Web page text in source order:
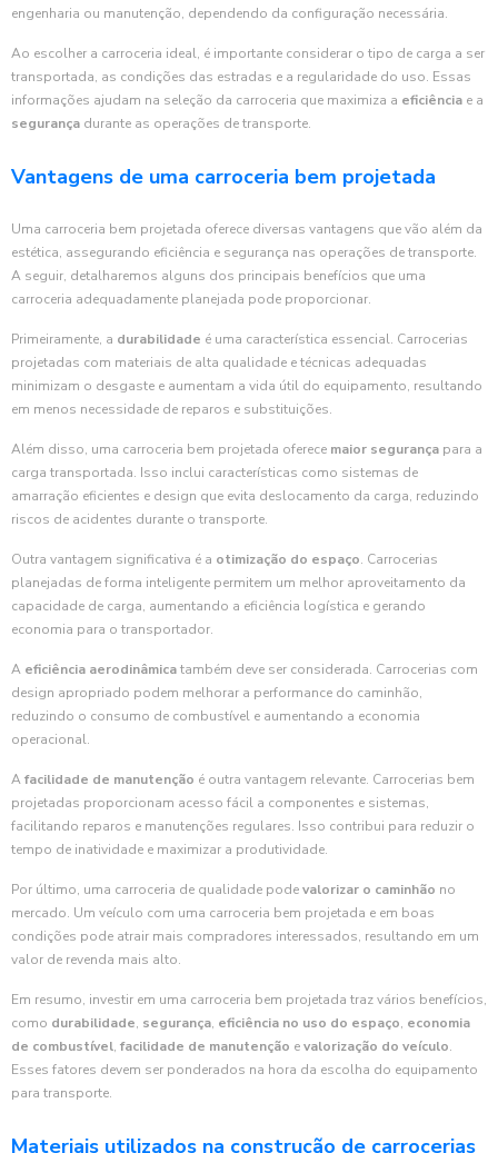
engenharia ou manutenção, dependendo da configuração necessária.
Ao escolher a carroceria ideal, é importante considerar o tipo de carga a ser
transportada, as condições das estradas e a regularidade do uso. Essas
informações ajudam na seleção da carroceria que maximiza a eficiência e a
segurança durante as operações de transporte.
Vantagens de uma carroceria bem projetada
Uma carroceria bem projetada oferece diversas vantagens que vão além da
estética, assegurando eficiência e segurança nas operações de transporte.
A seguir, detalharemos alguns dos principais benefícios que uma
carroceria adequadamente planejada pode proporcionar.
Primeiramente, a durabilidade é uma característica essencial. Carrocerias
projetadas com materiais de alta qualidade e técnicas adequadas
minimizam o desgaste e aumentam a vida útil do equipamento, resultando
em menos necessidade de reparos e substituições.
Além disso, uma carroceria bem projetada oferece maior segurança para a
carga transportada. Isso inclui características como sistemas de
amarração eficientes e design que evita deslocamento da carga, reduzindo
riscos de acidentes durante o transporte.
Outra vantagem significativa é a otimização do espaço. Carrocerias
planejadas de forma inteligente permitem um melhor aproveitamento da
capacidade de carga, aumentando a eficiência logística e gerando
economia para o transportador.
A eficiência aerodinâmicatambém deve ser considerada. Carrocerias com
design apropriado podem melhorar a performance do caminhão,
reduzindo o consumo de combustível e aumentando a economia
operacional.
Afacilidade de manutenção é outra vantagem relevante. Carrocerias bem
projetadas proporcionam acesso fácil a componentes e sistemas,
facilitando reparos e manutenções regulares. Isso contribui para reduzir o
tempo de inatividade e maximizar a produtividade.
Por último, uma carroceria de qualidade podevalorizar o caminhão no
mercado. Um veículo com uma carroceria bem projetada e em boas
condições pode atrair mais compradores interessados, resultando em um
valor de revenda mais alto.
Em resumo, investir em uma carroceria bem projetada traz vários benefícios,
como durabilidade, segurança, eficiência no uso do espaço, economia
de combustível, facilidade de manutenção evalorização do veículo.
Esses fatores devem ser ponderados na hora da escolha do equipamento
para transporte.
Materiais utilizados na construção de carrocerias